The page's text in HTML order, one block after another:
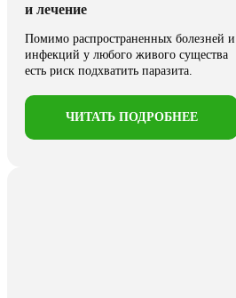
и лечение
Помимо распространенных болезней и
инфекций у любого живого существа
есть риск подхватить паразита.
ЧИТАТЬ ПОДРОБНЕЕ